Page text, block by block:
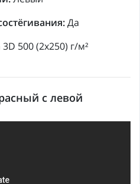
Да
500 (2x250) г/м²
с левой